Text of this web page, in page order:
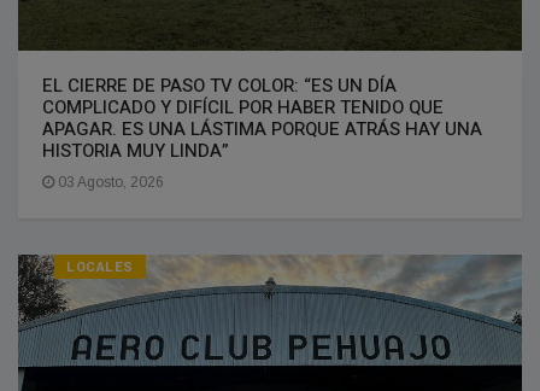
EL CIERRE DE PASO TV COLOR: “ES UN DÍA
COMPLICADO Y DIFÍCIL POR HABER TENIDO QUE
APAGAR. ES UNA LÁSTIMA PORQUE ATRÁS HAY UNA
HISTORIA MUY LINDA”
03 Agosto, 2026
LOCALES